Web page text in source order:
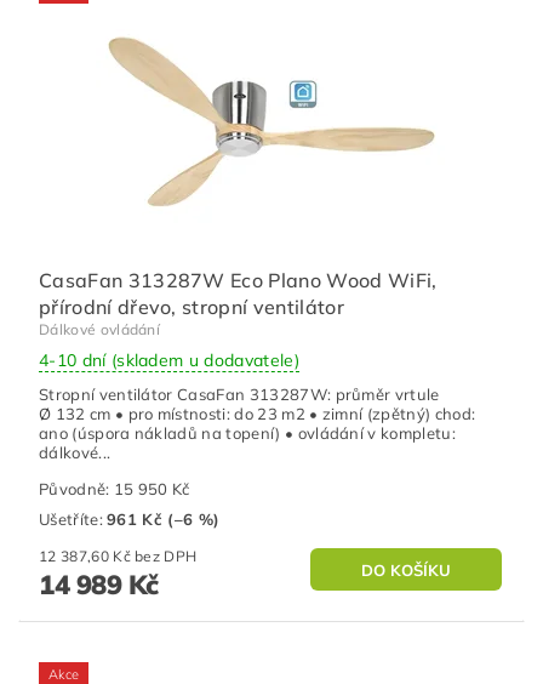
CasaFan 313287W Eco Plano Wood WiFi,
přírodní dřevo, stropní ventilátor
Dálkové ovládání
4-10 dní (skladem u dodavatele)
Stropní ventilátor CasaFan 313287W: průměr vrtule
Ø 132 cm • pro místnosti: do 23 m2 • zimní (zpětný) chod:
ano (úspora nákladů na topení) • ovládání v kompletu:
dálkové...
Původně: 15 950 Kč
Ušetříte:961 Kč (–6 %)
12 387,60 Kč bez DPH
14 989 Kč
Akce